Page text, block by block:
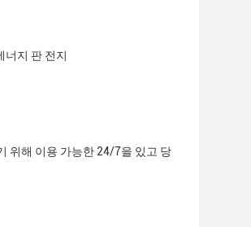
너지 판 전지
위해 이용 가능한 24/7을 있고 당